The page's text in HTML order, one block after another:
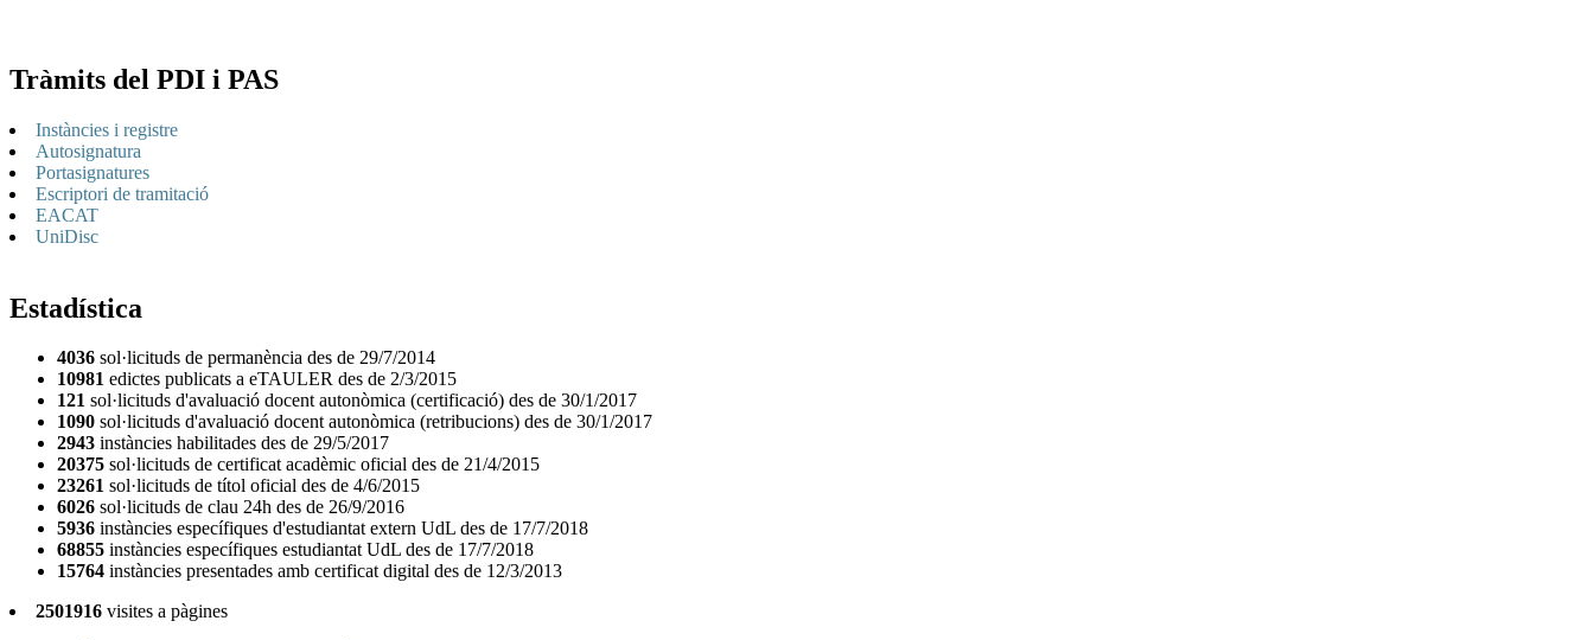
Tràmits del PDI i PAS
Instàncies i registre
Autosignatura
Portasignatures
Escriptori de tramitació
EACAT
UniDisc
Estadística
4036 sol·licituds de permanència des de 29/7/2014
10981 edictes publicats a eTAULER des de 2/3/2015
121 sol·licituds d'avaluació docent autonòmica (certificació) des de 30/1/2017
1090 sol·licituds d'avaluació docent autonòmica (retribucions) des de 30/1/2017
2943 instàncies habilitades des de 29/5/2017
20375 sol·licituds de certificat acadèmic oficial des de 21/4/2015
23261 sol·licituds de títol oficial des de 4/6/2015
6026 sol·licituds de clau 24h des de 26/9/2016
5936 instàncies específiques d'estudiantat extern UdL des de 17/7/2018
68855 instàncies específiques estudiantat UdL des de 17/7/2018
15764 instàncies presentades amb certificat digital des de 12/3/2013
2501916 visites a pàgines